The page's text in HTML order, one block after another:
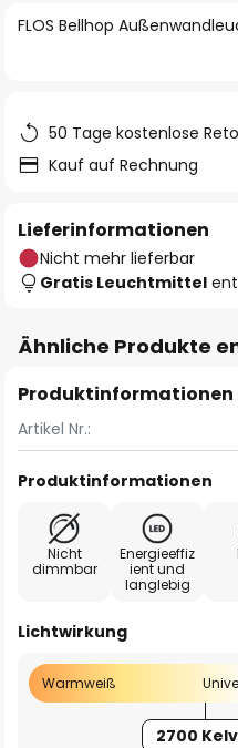
FLOS Bellhop
50 Tage kostenlose
Kauf auf Rechnung
Lieferinformationen
Nicht mehr lieferbar
Gratis Leuchtmittel
Ähnliche Produkte
Produktinformationen
Artikel Nr.:
Produktinformationen
Nicht
dimmbar
Energieeffiz
ient und
langlebig
Lichtwirkung
Warmweiß
2700